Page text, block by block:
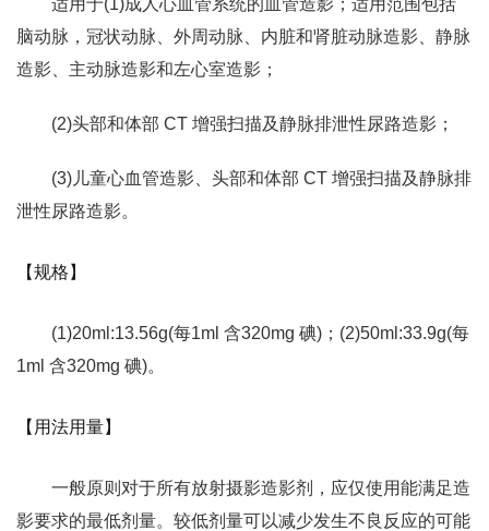
适用于(1)成人心血管系统的血管造影；适用范围包括
脑动脉，冠状动脉、外周动脉、内脏和肾脏动脉造影、静脉
造影、主动脉造影和左心室造影；
(2)头部和体部 CT 增强扫描及静脉排泄性尿路造影；
(3)儿童心血管造影、头部和体部 CT 增强扫描及静脉排
泄性尿路造影。
【规格】
(1)20ml:13.56g(每1ml 含320mg 碘)；(2)50ml:33.9g(每
1ml 含320mg 碘)。
【用法用量】
一般原则对于所有放射摄影造影剂，应仅使用能满足造
影要求的最低剂量。较低剂量可以减少发生不良反应的可能